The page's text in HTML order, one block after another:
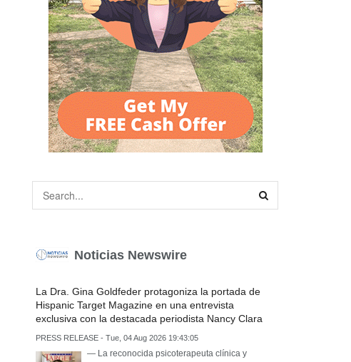
Noticias Newswire
La Dra. Gina Goldfeder protagoniza la portada de
Hispanic Target Magazine en una entrevista
exclusiva con la destacada periodista Nancy Clara
PRESS RELEASE - Tue, 04 Aug 2026 19:43:05
— La reconocida psicoterapeuta clínica y